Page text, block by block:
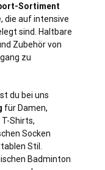
Sortiment
die auf intensive
sind. Haltbare
Zubehör von
zu
du bei uns
für Damen,
Shirts,
Socken
Stil.
Badminton